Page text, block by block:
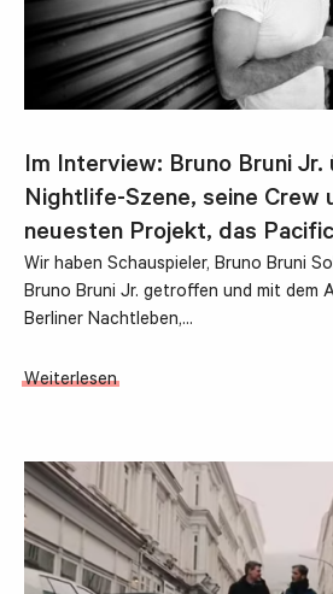
Im Interview: Bruno Bruni
Nightlife-Szene, seine Crew
neuesten Projekt, das
Wir haben Schauspieler, Bruno Bruni
Bruno Bruni Jr. getroffen und mit dem
Berliner Nachtleben,…
Weiterlesen